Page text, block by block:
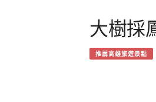
大樹採
推薦高雄旅遊景點